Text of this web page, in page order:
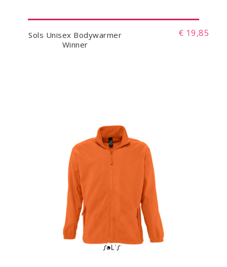
Sols Unisex Bodywarmer
Winner
€ 19,85